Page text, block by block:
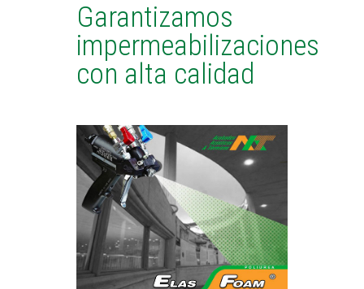
Garantizamos
impermeabilizaciones
con alta calidad